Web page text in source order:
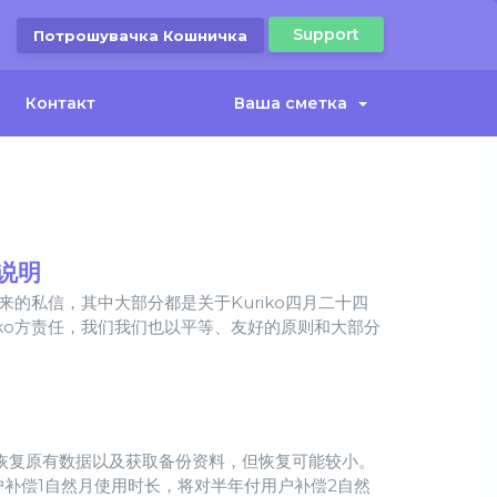
Потрошувачка Кошничка Support
Контакт Ваша сметка
明
的私信，其中大部分都是关于Kuriko四月二十四
责任，我们我们也以平等、友好的原则和大部分
原有数据以及获取备份资料，但恢复可能较小。
偿1自然月使用时长，将对半年付用户补偿2自然